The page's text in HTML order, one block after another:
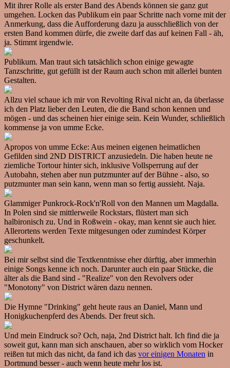
Mit ihrer Rolle als erster Band des Abends können sie ganz gut
umgehen. Locken das Publikum ein paar Schritte nach vorne mit der
Anmerkung, dass die Aufforderung dazu ja ausschließlich von der
ersten Band kommen dürfe, die zweite darf das auf keinen Fall - äh,
ja. Stimmt irgendwie.
Publikum. Man traut sich tatsächlich schon einige gewagte
Tanzschritte, gut gefüllt ist der Raum auch schon mit allerlei bunten
Gestalten.
Allzu viel schaue ich mir von Revolting Rival nicht an, da überlasse
ich den Platz lieber den Leuten, die die Band schon kennen und
mögen - und das scheinen hier einige sein. Kein Wunder, schließlich
kommense ja von umme Ecke.
Apropos von umme Ecke: Aus meinen eigenen heimatlichen
Gefilden sind 2ND DISTRICT anzusiedeln. Die haben heute ne
ziemliche Tortour hinter sich, inklusive Vollsperrung auf der
Autobahn, stehen aber nun putzmunter auf der Bühne - also, so
putzmunter man sein kann, wenn man so fertig aussieht. Naja.
Glammiger Punkrock-Rock'n'Roll von den Mannen um Magdalla.
In Polen sind sie mittlerweile Rockstars, flüstert man sich
halbironisch zu. Und in Roßwein - okay, man kennt sie auch hier.
Allerortens werden Texte mitgesungen oder zumindest Körper
geschunkelt.
Bei mir selbst sind die Textkenntnisse eher dürftig, aber immerhin
einige Songs kenne ich noch. Darunter auch ein paar Stücke, die
älter als die Band sind - "Realize" von den Revolvers oder
"Monotony" von District wären dazu nennen.
Die Hymne "Drinking" geht heute raus an Daniel, Mann und
Honigkuchenpferd des Abends. Der freut sich.
Und mein Eindruck so? Och, naja, 2nd District halt. Ich find die ja
soweit gut, kann man sich anschauen, aber so wirklich vom Hocker
reißen tut mich das nicht, da fand ich das vor einigen Monaten in
Dortmund besser - auch wenn heute mehr los ist.